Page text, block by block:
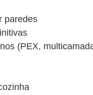
paredes
(PEX,